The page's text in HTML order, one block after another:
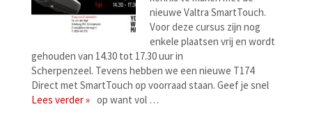
nieuwe Valtra SmartTouch.
Voor deze cursus zijn nog
enkele plaatsen vrij en wordt
gehouden van 14.30 tot 17.30 uur in
Scherpenzeel. Tevens hebben we een nieuwe T174
Direct met SmartTouch op voorraad staan. Geef je snel
op want vol …
Lees verder »